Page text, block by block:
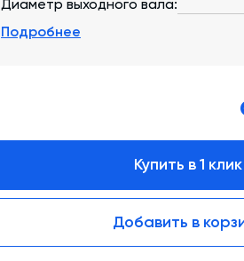
Автоматизированные
Подбор и поставка
Экспертиза промышленной
производств
Диаметр выходного вала:
Подробнее
Купить в 1 клик
Добавить в